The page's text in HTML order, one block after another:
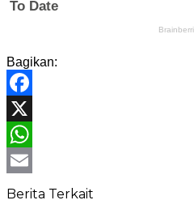
Bagikan:
Facebook
X
WhatsApp
Email
Berita Terkait